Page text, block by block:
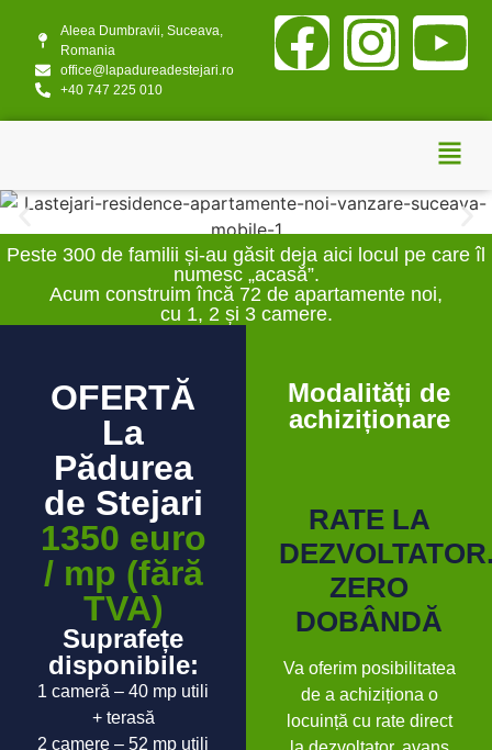
Aleea Dumbravii, Suceava,
Romania
office@lapadureadestejari.ro
+40 747 225 010
Peste 300 de familii și-au găsit deja aici locul pe care îl
numesc „acasă”.
Acum construim încă 72 de apartamente noi,
cu 1, 2 și 3 camere.
OFERTĂ
La
Pădurea
de Stejari
1350 euro
/ mp (fără
TVA)
Suprafețe
disponibile:
1 cameră – 40 mp utili
+ terasă
2 camere – 52 mp utili
Modalități de
achiziționare
RATE LA
ZERO
DOBÂNDĂ
Va oferim posibilitatea
de a achiziționa o
locuință cu rate direct